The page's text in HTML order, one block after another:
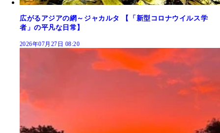
広がるアジアの網～ジャカルタ 【「新型コロナウイルス学
者」の平凡な日常】
2026年07月27日 08:20